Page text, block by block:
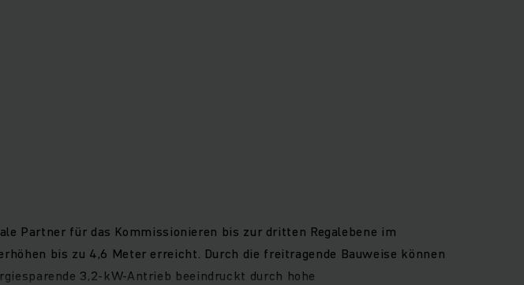
Partner für das Kommissionieren bis zur dritten Regalebene im
bis zu 4,6 Meter erreicht. Durch die freitragende Bauweise können
3,2-kW-Antrieb beeindruckt durch hohe